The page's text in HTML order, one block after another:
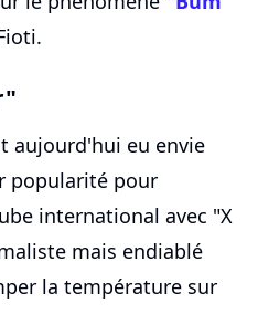
aujourd'hui eu envie
popularité pour
international avec "X
mais endiablé
la température sur